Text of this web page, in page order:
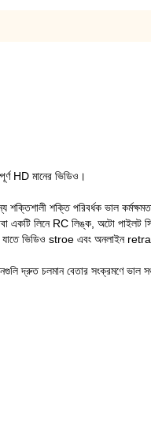
HD মানের ভিডিও।
শক্তিশালী শক্তি পরিবর্ধক ভাল
একটি লিনে RC লিঙ্ক, অটো
যাতে ভিডিও stroe এবং অনলাইন
দ্রুত চলমান বেতার সংক্রমণে ভাল